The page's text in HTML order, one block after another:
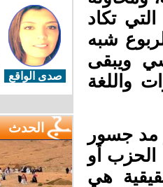
تكاد
شبه
ويبقى
واللغة
مد جسور
أو
هي
صدى الواقع
الحدث